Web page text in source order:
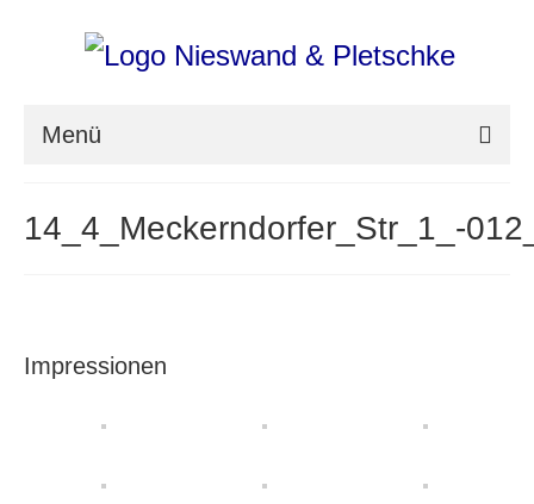
Menü
Messefotografie
Aktuell
14_4_Meckerndorfer_Str_1_-
Impressionen